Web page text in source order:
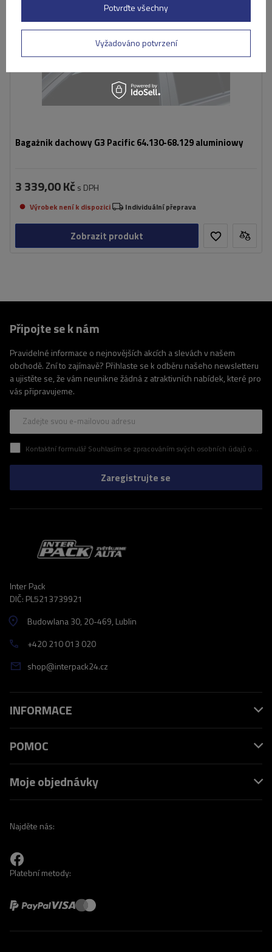
Bagażnik dachowy G3 Pacific 64.130-68.129 aluminiowy
3 339,00 Kč s DPH
Výrobek není k dispozici Individuální přeprava
Zobrazit produkt
Připojte se k nám
Pravidelné informace o nejnovějších akcích a slevách v našem
obchodě. Zní to zajímavě? Přihlaste se k odběru našeho newsletteru
a ujistěte se, že vám neunikne žádná z atraktivních nabídek, které pro
vás připravujeme.
Zadejte svou e-mailovou adresu
Kontaktní formulář Souhlasím se zpracováním svých osobních údajů obsažených v kontaktním formuláři v souladu s nařízením Evropského parlamentu a Rady (EU)
Zaregistrujte se
Inter Pack
DIČ: PL5213739921
Budowlana 30, 20-469, Lublin
+420 210 013 020
shop@interpack24.cz
INFORMACE
POMOC
Moje objednávky
Najděte nás:
Platební metody:
Vyžadováno potvrzení
Potvrďte všechny